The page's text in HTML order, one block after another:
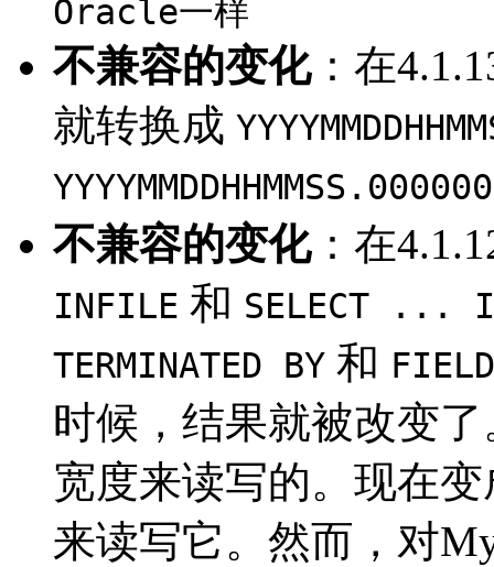
Oracle一样
不兼容的变化：在
就转换成
YYYYMMDDHHMMSS.000000
不兼容的变化：在
INFILE 和 SELECT ...
TERMINATED BY 和
时候，结果就被改变
宽度来读写的。现在
来读写它。然而，对